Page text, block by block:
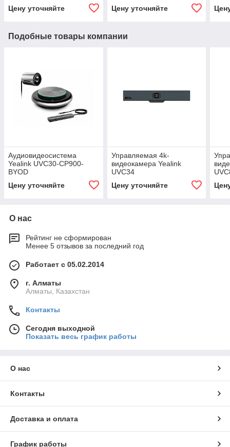
Цену уточняйте
Цену уточняйте
Подобные товары компании
Аудиовидеосистема
Yealink UVC30-CP900-
BYOD
Цену уточняйте
Управляемая 4k-
видеокамера Yealink
UVC34
Цену уточняйте
О нас
Рейтинг не сформирован
Менее 5 отзывов за последний год
Работает с 05.02.2014
г. Алматы
Алматы, Казахстан
Контакты
Сегодня выходной
Показать весь график работы
О нас
Контакты
Доставка и оплата
График работы